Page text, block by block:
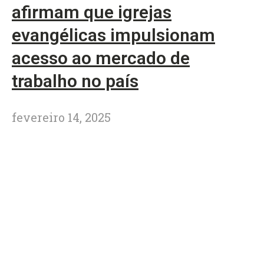
afirmam que igrejas
evangélicas impulsionam
acesso ao mercado de
trabalho no país
fevereiro 14, 2025